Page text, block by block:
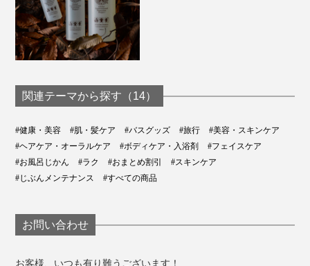
関連テーマから探す（14）
#健康・美容 #肌・髪ケア #バスグッズ #旅行
#美容・スキンケア
#ヘアケア・オーラルケア
#ボディケア・入浴剤
#フェイスケア
#お風呂じかん
#ラク #おまとめ割引
#スキンケア
#じぶんメンテナンス
#すべての商品
お問い合わせ
お客様、いつも有り難うございます！